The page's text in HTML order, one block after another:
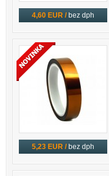
4,60 EUR / bez dph
5,23 EUR / bez dph